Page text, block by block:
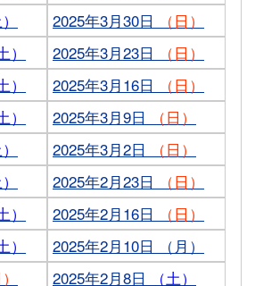
2025年3月30日
（日）
） 2025年3月23日
（日）
） 2025年3月16日
（日）
） 2025年3月9日
（日）
2025年3月2日
（日）
2025年2月23日
（日）
） 2025年2月16日
（日）
）
2025年2月10日 （月）
2025年2月8日
（土）